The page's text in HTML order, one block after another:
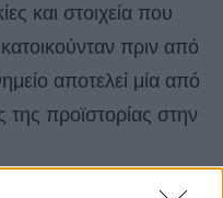
και στοιχεία που
πριν από
αποτελεί μία από
της προϊστορίας στην